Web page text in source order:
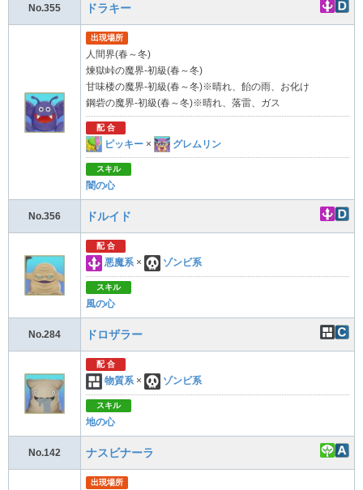
No.355 ドラキー
出現場所
人間界(春～冬)
煉獄峠の魔界-初級(春～冬)
甘味楼の魔界-初級(春～冬)※晴れ、飴の雨、お化け
鋼砦の魔界-初級(春～冬)※晴れ、落雷、ガス
配 合
ピッキー × グレムリン
スキル
闇の心
No.356 ドルイド
配 合
悪魔系 × ゾンビ系
スキル
風の心
No.284 ドロザラー
配 合
物質系 × ゾンビ系
スキル
地の心
No.142 ナスビナーラ
出現場所